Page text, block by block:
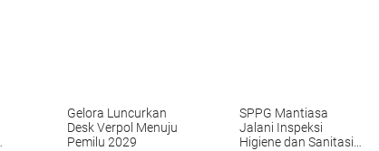
Gelora Luncurkan
Desk Verpol Menuju
Pemilu 2029
SPPG Mantiasa
Jalani Inspeksi
Higiene dan Sanitasi